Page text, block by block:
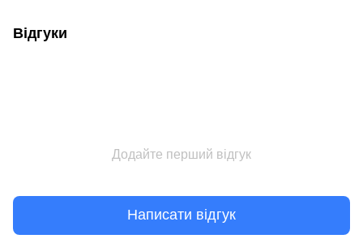
Відгуки
Додайте перший відгук
Написати відгук